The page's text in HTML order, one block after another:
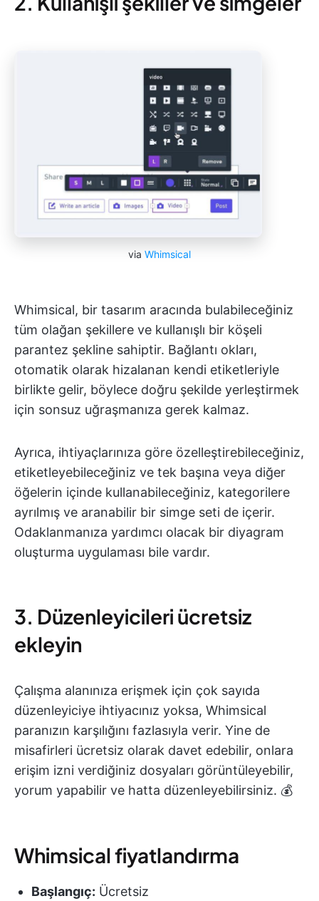
via Whimsical
Whimsical, bir tasarım aracında bulabileceğiniz
tüm olağan şekillere ve kullanışlı bir köşeli
parantez şekline sahiptir. Bağlantı okları,
otomatik olarak hizalanan kendi etiketleriyle
birlikte gelir, böylece doğru şekilde yerleştirmek
için sonsuz uğraşmanıza gerek kalmaz.
Ayrıca, ihtiyaçlarınıza göre özelleştirebileceğiniz,
etiketleyebileceğiniz ve tek başına veya diğer
öğelerin içinde kullanabileceğiniz, kategorilere
ayrılmış ve aranabilir bir simge seti de içerir.
Odaklanmanıza yardımcı olacak bir diyagram
oluşturma uygulaması bile vardır.
3. Düzenleyicileri ücretsiz
ekleyin
Çalışma alanınıza erişmek için çok sayıda
düzenleyiciye ihtiyacınız yoksa, Whimsical
paranızın karşılığını fazlasıyla verir. Yine de
misafirleri ücretsiz olarak davet edebilir, onlara
erişim izni verdiğiniz dosyaları görüntüleyebilir,
yorum yapabilir ve hatta düzenleyebilirsiniz. 💰
Whimsical fiyatlandırma
Başlangıç: Ücretsiz